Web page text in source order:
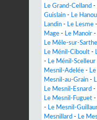
Le Grand-Celland -
Guislain - Le
Landin - Le Lesme -
Mage - Le Manoir -
Le Mêle-sur-Sarthe
Le Ménil-Ciboult -
- Le Ménil-Scelleur
Mesnil-Adelée -
Mesnil-au-Grain -
Le Mesnil-Esnard -
Le Mesnil-Fuguet -
- Le Mesnil-
Mesnillard - Le